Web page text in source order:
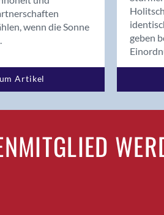
wenn die Sonne
Artikel
geben